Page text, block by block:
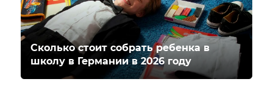
Сколько стоит собрать ребенка в
школу в Германии в 2026 году